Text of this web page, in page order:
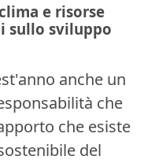
e risorse
sullo sviluppo
anche un
che
che esiste
del